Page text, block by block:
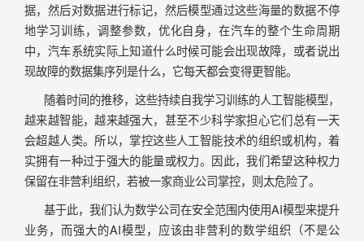
据，然后对数据进行标记，然后模型通过这些海量的数据不停
地学习训练，调整参数，优化自身，在汽车的整个生命周期
中，汽车系统实际上知道什么时候可能会出现故障，或者说出
现故障的数据集序列是什么，它每天都会变得更智能。
随着时间的推移，这些持续自我学习训练的人工智能模型，
越来越智能，越来越强大，甚至不少科学家担心它们总有一天
会超越人类。所以，掌控这些人工智能技术的组织或机构，着
实拥有一种过于强大的能量或权力。因此，我们希望这种权力
保留在非营利组织，若被一家商业公司掌控，则太危险了。
基于此，我们认为数学公司在安全范围内使用AI模型来提升
业务，而强大的AI模型，应该由非营利的数学组织（不是公